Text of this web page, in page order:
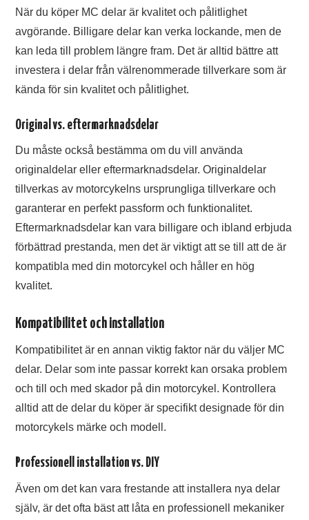
När du köper MC delar är kvalitet och pålitlighet
avgörande. Billigare delar kan verka lockande, men de
kan leda till problem längre fram. Det är alltid bättre att
investera i delar från välrenommerade tillverkare som är
kända för sin kvalitet och pålitlighet.
Original vs. eftermarknadsdelar
Du måste också bestämma om du vill använda
originaldelar eller eftermarknadsdelar. Originaldelar
tillverkas av motorcykelns ursprungliga tillverkare och
garanterar en perfekt passform och funktionalitet.
Eftermarknadsdelar kan vara billigare och ibland erbjuda
förbättrad prestanda, men det är viktigt att se till att de är
kompatibla med din motorcykel och håller en hög
kvalitet.
Kompatibilitet och installation
Kompatibilitet är en annan viktig faktor när du väljer MC
delar. Delar som inte passar korrekt kan orsaka problem
och till och med skador på din motorcykel. Kontrollera
alltid att de delar du köper är specifikt designade för din
motorcykels märke och modell.
Professionell installation vs. DIY
Även om det kan vara frestande att installera nya delar
själv, är det ofta bäst att låta en professionell mekaniker